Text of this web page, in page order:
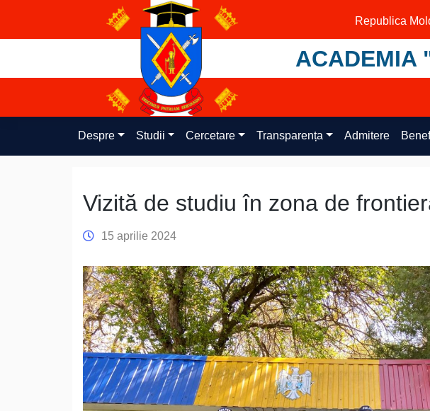
content
Republica
ACADEMIA
Despre Studii Cercetare Transparența Admitere
Vizită de studiu în zona de
15 aprilie 2024